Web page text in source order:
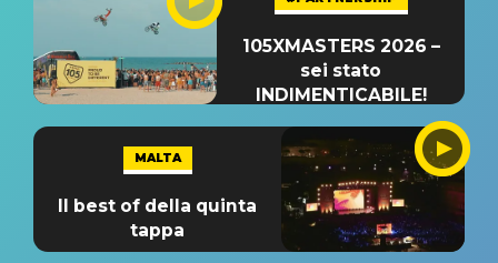
105XMASTERS 2026 –
sei stato
INDIMENTICABILE!
MALTA
Il best of della quinta
tappa